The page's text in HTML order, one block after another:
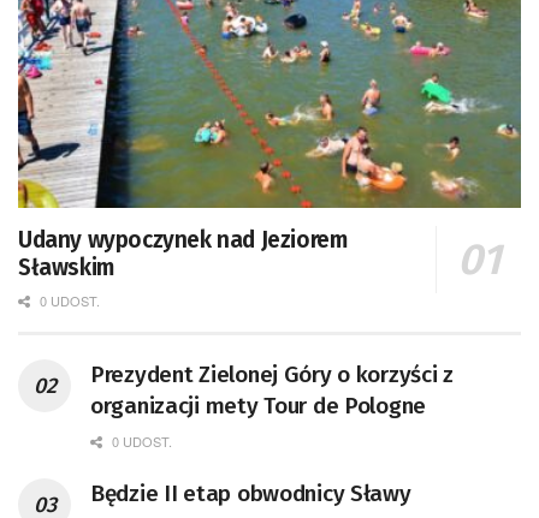
Udany wypoczynek nad Jeziorem
Sławskim
0 UDOST.
Prezydent Zielonej Góry o korzyści z
organizacji mety Tour de Pologne
0 UDOST.
Będzie II etap obwodnicy Sławy